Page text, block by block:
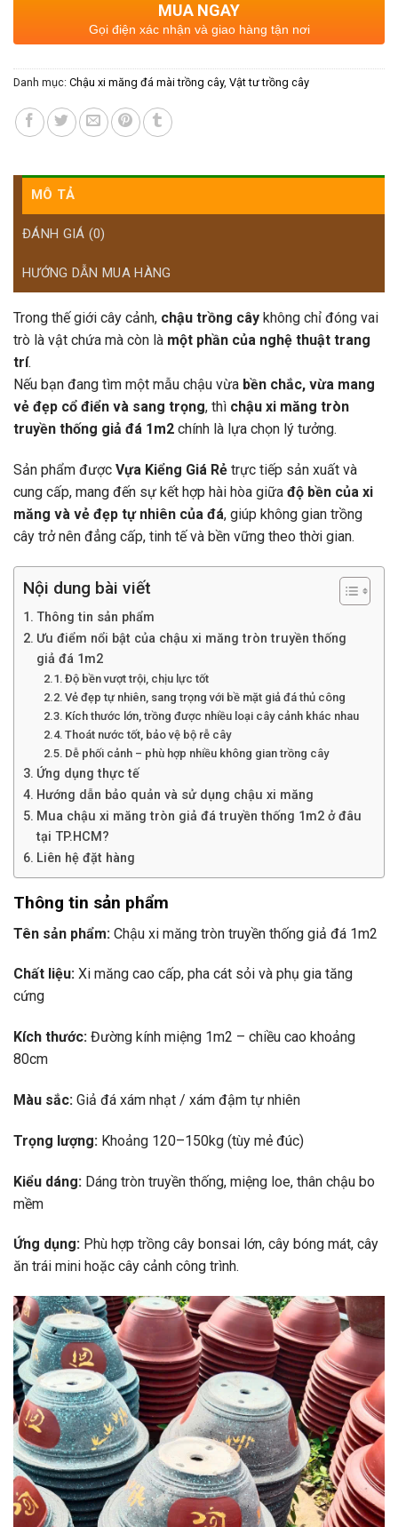
MUA NGAY
Gọi điện xác nhận và giao hàng tận nơi
Danh mục: Chậu xi măng đá mài trồng cây, Vật tư trồng cây
MÔ TẢ
ĐÁNH GIÁ (0)
HƯỚNG DẪN MUA HÀNG
Trong thế giới cây cảnh, chậu trồng cây không chỉ đóng vai
trò là vật chứa mà còn là một phần của nghệ thuật trang
trí.
Nếu bạn đang tìm một mẫu chậu vừa bền chắc, vừa mang
vẻ đẹp cổ điển và sang trọng, thì chậu xi măng tròn
truyền thống giả đá 1m2 chính là lựa chọn lý tưởng.
Sản phẩm được Vựa Kiểng Giá Rẻ trực tiếp sản xuất và
cung cấp, mang đến sự kết hợp hài hòa giữa độ bền của xi
măng và vẻ đẹp tự nhiên của đá, giúp không gian trồng
cây trở nên đẳng cấp, tinh tế và bền vững theo thời gian.
Nội dung bài viết
Thông tin sản phẩm
Ưu điểm nổi bật của chậu xi măng tròn truyền thống
giả đá 1m2
Độ bền vượt trội, chịu lực tốt
Vẻ đẹp tự nhiên, sang trọng với bề mặt giả đá thủ công
Kích thước lớn, trồng được nhiều loại cây cảnh khác nhau
Thoát nước tốt, bảo vệ bộ rễ cây
Dễ phối cảnh – phù hợp nhiều không gian trồng cây
Ứng dụng thực tế
Hướng dẫn bảo quản và sử dụng chậu xi măng
Mua chậu xi măng tròn giả đá truyền thống 1m2 ở đâu
tại TP.HCM?
Liên hệ đặt hàng
Thông tin sản phẩm
Tên sản phẩm: Chậu xi măng tròn truyền thống giả đá 1m2
Chất liệu: Xi măng cao cấp, pha cát sỏi và phụ gia tăng
cứng
Kích thước: Đường kính miệng 1m2 – chiều cao khoảng
80cm
Màu sắc: Giả đá xám nhạt / xám đậm tự nhiên
Trọng lượng: Khoảng 120–150kg (tùy mẻ đúc)
Kiểu dáng: Dáng tròn truyền thống, miệng loe, thân chậu bo
mềm
Ứng dụng: Phù hợp trồng cây bonsai lớn, cây bóng mát, cây
ăn trái mini hoặc cây cảnh công trình.